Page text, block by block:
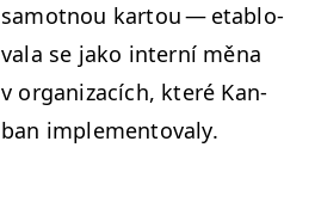
samot­nou kar­tou — etablo­
vala se jako interní měna
v orga­ni­za­cích, které Kan­
ban implementovaly.